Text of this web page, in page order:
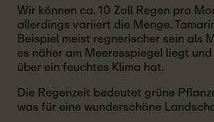
Wir können ca. 10 Zoll Regen pro
allerdings variiert die Menge.
Beispiel meist regnerischer sein als
es näher am Meeresspiegel liegt
über ein feuchtes Klima hat.
Die Regenzeit bedeutet grüne
was für eine wunderschöne